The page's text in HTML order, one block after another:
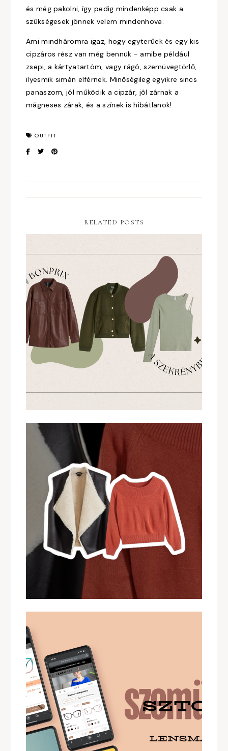
és még pakolni, így pedig mindenképp csak a
szükségesek jönnek velem mindenhova.
Ami mindháromra igaz, hogy egyterűek és egy kis
cipzáros rész van még bennük - amibe például
zsepi, a kártyatartóm, vagy rágó, szemüvegtörlő,
ilyesmik simán elférnek. Minőségileg egyikre sincs
panaszom, jól működik a cipzár, jól zárnak a
mágneses zárak, és a színek is hibátlanok!
OUTFIT
RELATED POSTS